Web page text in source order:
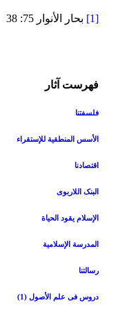
[1] بحار الأنوار 75: 38
فهرست آثار
فلسفتنا
الأسس المنطقیة للإستقراء
اقتصادنا
البنک اللاربوی
الإسلام یقود الحیاة
المدرسة الإسلامیة
رسالتنا
دروس فی علم الأصول (1)